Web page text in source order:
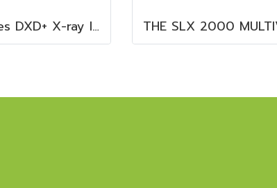
X35 Series DXD+ X-ray Inspection System